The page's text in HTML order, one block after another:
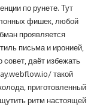
по рунете. Тут
фишек, любой
проявляется
письма и иронией,
совет, даёт избежать
такой
приготовленный
ритм настоящей